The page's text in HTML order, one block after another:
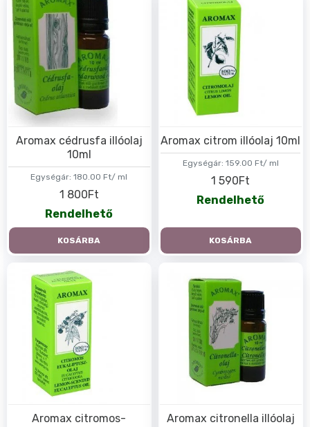
Egységár: 180.00 Ft/ ml
Aromax cédrusfa illóolaj
10ml
1 800Ft
Rendelhető
KOSÁRBA
Egységár: 159.00 Ft/ ml
Aromax citrom illóolaj 10ml
1 590Ft
Rendelhető
KOSÁRBA
Aromax citromos-
Aromax citronella illóolaj